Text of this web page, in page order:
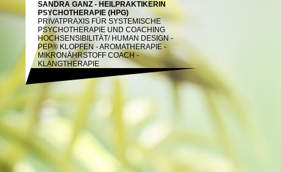
SANDRA GANZ - HEILPRAKTIKERIN
PSYCHOTHERAPIE (HPG)
PRIVATPRAXIS FÜR SYSTEMISCHE
PSYCHOTHERAPIE UND COACHING
HOCHSENSIBILITÄT/ HUMAN DESIGN -
PEP® KLOPFEN - AROMATHERAPIE -
MIKRONÄHRSTOFF COACH -
KLANGTHERAPIE